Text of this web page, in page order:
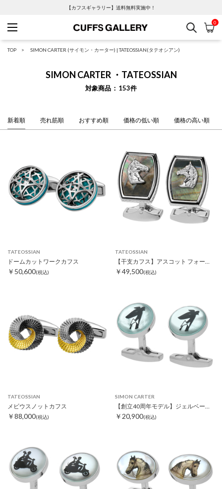
【カフスギャラリー】送料無料実施中！
Cuffs Gallery
検索 カ
0
TOP SIMON CARTER (サイモン・カーター) |TATEOSSIAN(タテオシアン)
SIMON CARTER ・TATEOSSIAN
対象商品 153件
新着順 売れ筋順 おすすめ順 価格の低い順 価格の高い順
TATEOSSIAN
ドームカットワークカフス
￥50,600(税込)
TATEOSSIAN
￥49,500(税込)
TATEOSSIAN
メビウスノットカフス
￥88,000(税込)
SIMON CARTER
【創立40周年モデル】ジェルベースカフス
￥20,900(税込)